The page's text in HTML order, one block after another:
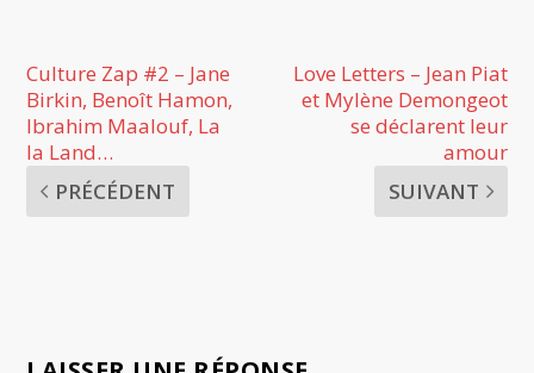
Culture Zap #2 – Jane
Birkin, Benoît Hamon,
Ibrahim Maalouf, La
la Land…
PRÉCÉDENT
Love Letters – Jean Piat
et Mylène Demongeot
se déclarent leur
amour
SUIVANT